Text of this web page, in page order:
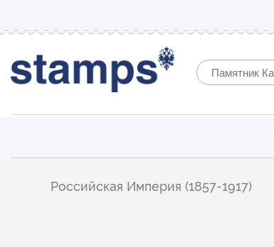
Российская Империя (1857-1917)